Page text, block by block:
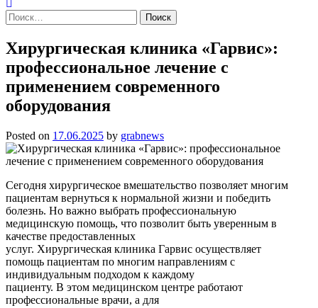
Найти:
Хирургическая клиника «Гарвис»:
профессиональное лечение с
применением современного
оборудования
Posted on 17.06.2025 by grabnews
Сегодня хирургическое вмешательство позволяет многим
пациентам вернуться к нормальной жизни и победить
болезнь. Но важно выбрать профессиональную
медицинскую помощь, что позволит быть уверенным в
качестве предоставленных
услуг. Хирургическая клиника Гарвис осуществляет
помощь пациентам по многим направлениям с
индивидуальным подходом к каждому
пациенту. В этом медицинском центре работают
профессиональные врачи, а для